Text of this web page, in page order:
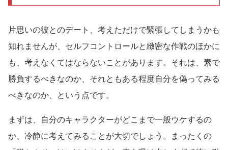
片思いの彼とのデート、考えただけで緊張してしまうかも
知れませんが、セルフコントロールと緻密な作戦のほかに
も、考えなくてはならないことがあります。それは、素で
勝負するべきなのか、それともある程度自分を偽ってみる
べきなのか、という点です。
まずは、自分のキャラクターがどこまで一般ウケするの
か、冷静に考えてみることが大切でしょう。まったくの